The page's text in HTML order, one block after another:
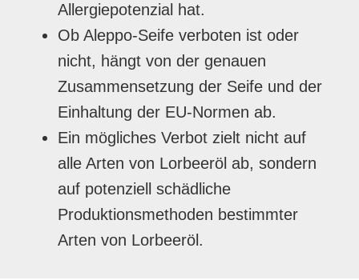
Allergiepotenzial hat.
Ob Aleppo-Seife verboten ist oder
nicht, hängt von der genauen
Zusammensetzung der Seife und der
Einhaltung der EU-Normen ab.
Ein mögliches Verbot zielt nicht auf
alle Arten von Lorbeeröl ab, sondern
auf potenziell schädliche
Produktionsmethoden bestimmter
Arten von Lorbeeröl.